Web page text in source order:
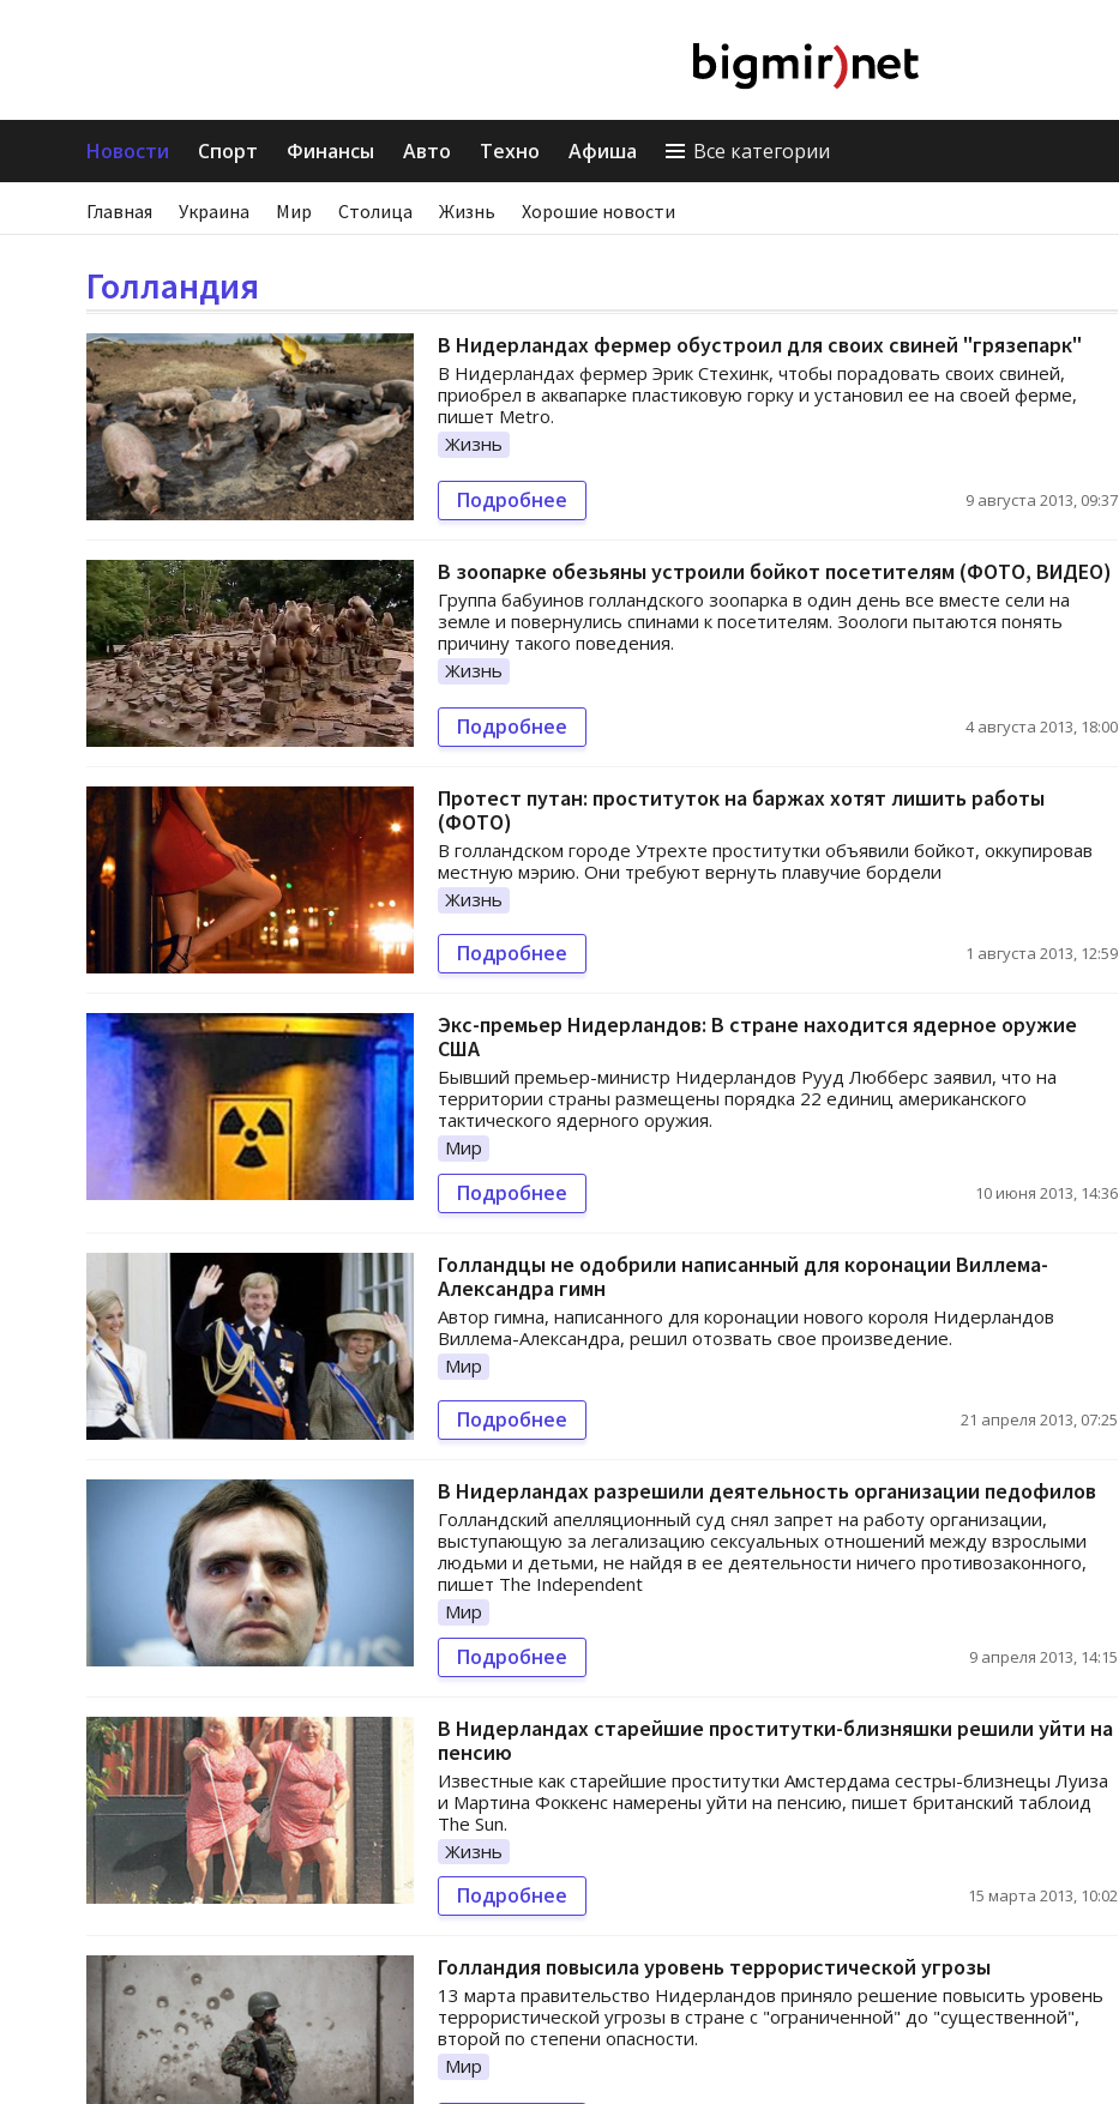
Новости Спорт Финансы Авто Техно Афиша Все категории
Главная Украина Мир Столица Жизнь Хорошие новости
Голландия
В Нидерландах фермер обустроил для своих свиней "грязепарк"
В Нидерландах фермер Эрик Стехинк, чтобы порадовать своих свиней,
приобрел в аквапарке пластиковую горку и установил ее на своей ферме,
пишет Metro.
Жизнь
Подробнее 9 августа 2013, 09:37
В зоопарке обезьяны устроили бойкот посетителям (ФОТО, ВИДЕО)
Группа бабуинов голландского зоопарка в один день все вместе сели на
земле и повернулись спинами к посетителям. Зоологи пытаются понять
причину такого поведения.
Жизнь
Подробнее 4 августа 2013, 18:00
Протест путан: проституток на баржах хотят лишить работы
(ФОТО)
В голландском городе Утрехте проститутки объявили бойкот, оккупировав
местную мэрию. Они требуют вернуть плавучие бордели
Жизнь
Подробнее 1 августа 2013, 12:59
Экс-премьер Нидерландов: В стране находится ядерное оружие
США
Бывший премьер-министр Нидерландов Рууд Любберс заявил, что на
территории страны размещены порядка 22 единиц американского
тактического ядерного оружия.
Мир
Подробнее 10 июня 2013, 14:36
Голландцы не одобрили написанный для коронации Виллема-
Александра гимн
Автор гимна, написанного для коронации нового короля Нидерландов
Виллема-Александра, решил отозвать свое произведение.
Мир
Подробнее 21 апреля 2013, 07:25
В Нидерландах разрешили деятельность организации педофилов
Голландский апелляционный суд снял запрет на работу организации,
выступающую за легализацию сексуальных отношений между взрослыми
людьми и детьми, не найдя в ее деятельности ничего противозаконного,
пишет The Independent
Мир
Подробнее 9 апреля 2013, 14:15
В Нидерландах старейшие проститутки-близняшки решили уйти на
пенсию
Известные как старейшие проститутки Амстердама сестры-близнецы Луиза
и Мартина Фоккенс намерены уйти на пенсию, пишет британский таблоид
The Sun.
Жизнь
Подробнее 15 марта 2013, 10:02
Голландия повысила уровень террористической угрозы
13 марта правительство Нидерландов приняло решение повысить уровень
террористической угрозы в стране с "ограниченной" до "существенной",
второй по степени опасности.
Мир